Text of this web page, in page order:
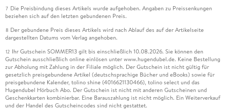
7 Die Preisbindung dieses Artikels wurde aufgehoben. Angaben zu Preissenkungen
beziehen sich auf den letzten gebundenen Preis.
8 Der gebundene Preis dieses Artikels wird nach Ablauf des auf der Artikelseite
dargestellten Datums vom Verlag angehoben.
12 Ihr Gutschein SOMMER13 gilt bis einschließlich 10.08.2026. Sie können den
Gutschein ausschließlich online einlösen unter www.hugendubel.de. Keine Bestellung
zur Abholung mit Zahlung in der Filiale möglich. Der Gutschein ist nicht gültig für
gesetzlich preisgebundene Artikel (deutschsprachige Bücher und eBooks) sowie für
preisgebundene Kalender, tolino shine (4016621130466), tolino select und das
Hugendubel Hörbuch Abo. Der Gutschein ist nicht mit anderen Gutscheinen und
Geschenkkarten kombinierbar. Eine Barauszahlung ist nicht möglich. Ein Weiterverkauf
und der Handel des Gutscheincodes sind nicht gestattet.